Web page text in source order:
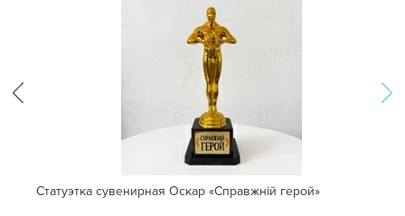
Статуэтка сувенирная Оскар «Справжній герой»